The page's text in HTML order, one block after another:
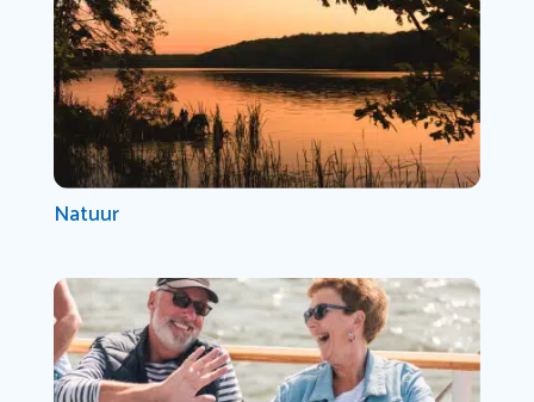
Natuur